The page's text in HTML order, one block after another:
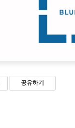
공유하기